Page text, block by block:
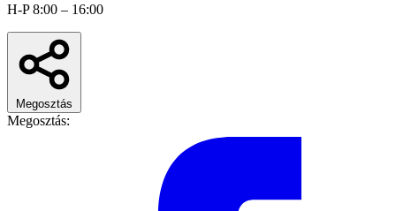
H-P 8:00 – 16:00
Megosztás
Megosztás: